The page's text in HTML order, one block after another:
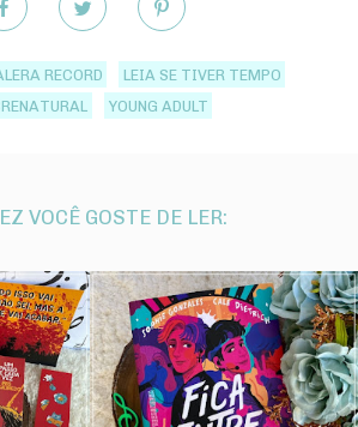
RECORD
LEIA SE TIVER TEMPO
YOUNG ADULT
VOCÊ GOSTE DE LER: